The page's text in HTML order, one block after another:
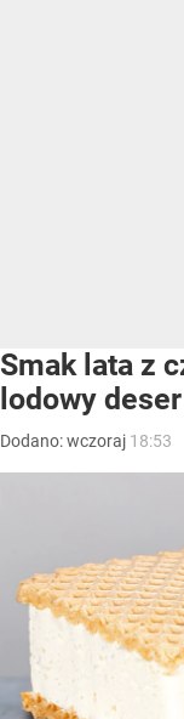
Smak lata z
lodowy
Dodano:wczoraj 18:53